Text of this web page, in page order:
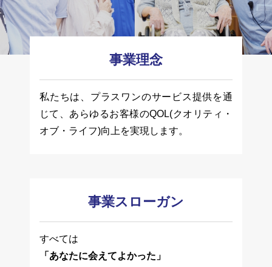
事業理念
私たちは、プラスワンのサービス提供を通
じて、 あらゆるお客様のQOL(クオリティ・
オブ・ライフ)向上を実現します。
事業スローガン
すべては
「あなたに会えてよかった」